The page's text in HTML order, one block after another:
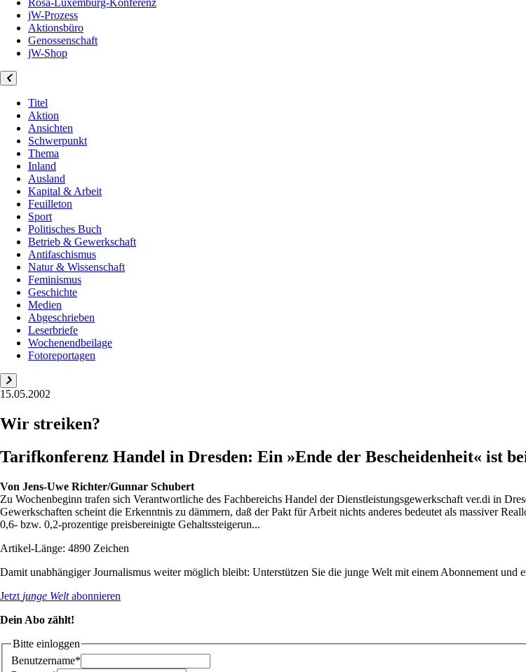
Rosa-Luxemburg-Konferenz
jW-Prozess
Aktionsbüro
Genossenschaft
jW-Shop
Titel
Aktion
Ansichten
Schwerpunkt
Thema
Inland
Ausland
Kapital & Arbeit
Feuilleton
Sport
Politisches Buch
Betrieb & Gewerkschaft
Antifaschismus
Natur & Wissenschaft
Feminismus
Geschichte
Medien
Abgeschrieben
Leserbriefe
Wochenendbeilage
Fotoreportagen
15.05.2002
Wir streiken?
Tarifkonferenz Handel in Dresden: Ein »Ende der Bescheidenheit« ist
Von Jens-Uwe Richter/Gunnar Schubert
Zu Wochenbeginn trafen sich Verantwortliche des Fachbereichs Handel der Dienstleistungsgewerkschaft ver.di in
Gewerkschaften scheint die Erkenntnis zu dämmern, daß der Pakt für Arbeit nichts anderes bedeutet als massiver
0,6- bzw. 0,2-prozentige preisbereinigte Gehaltssteigerun...
Artikel-Länge: 4890 Zeichen
Damit unabhängiger Journalismus weiter möglich bleibt: Unterstützen Sie die junge Welt mit einem Abonnement und
Jetzt junge Weltabonnieren
Dein Abo zählt!
Bitte einloggen
Benutzername*